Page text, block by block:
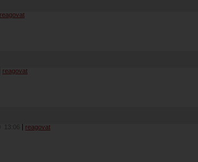
reagovat
reagovat
13:06 reagovat